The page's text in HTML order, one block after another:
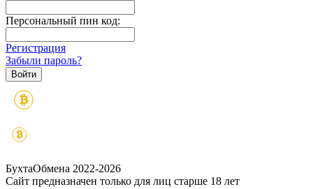
Персональный пин код:
Регистрация
Забыли пароль?
БухтаОбмена 2022-2026
Сайт предназначен только для лиц старше 18 лет